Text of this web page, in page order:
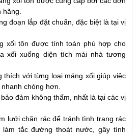
đoạn lắp đặt chuẩn, đặc biệt là tại vị
xối tôn được tính toán phù hợp cho
xối xuống diện tích mái nhà tương
thích với từng loại máng xối giúp việc
chóng hơn.
đảm không thấm, nhất là tại các vị
lưới chặn rác để tránh tình trạng rác
tắc đường thoát nước, gây tình